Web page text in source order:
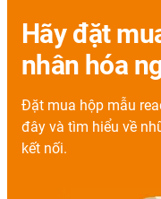
Hãy đặt
nhân hóa
Đặt mua hộp mẫu
đây và tìm hiểu về
kết nối.